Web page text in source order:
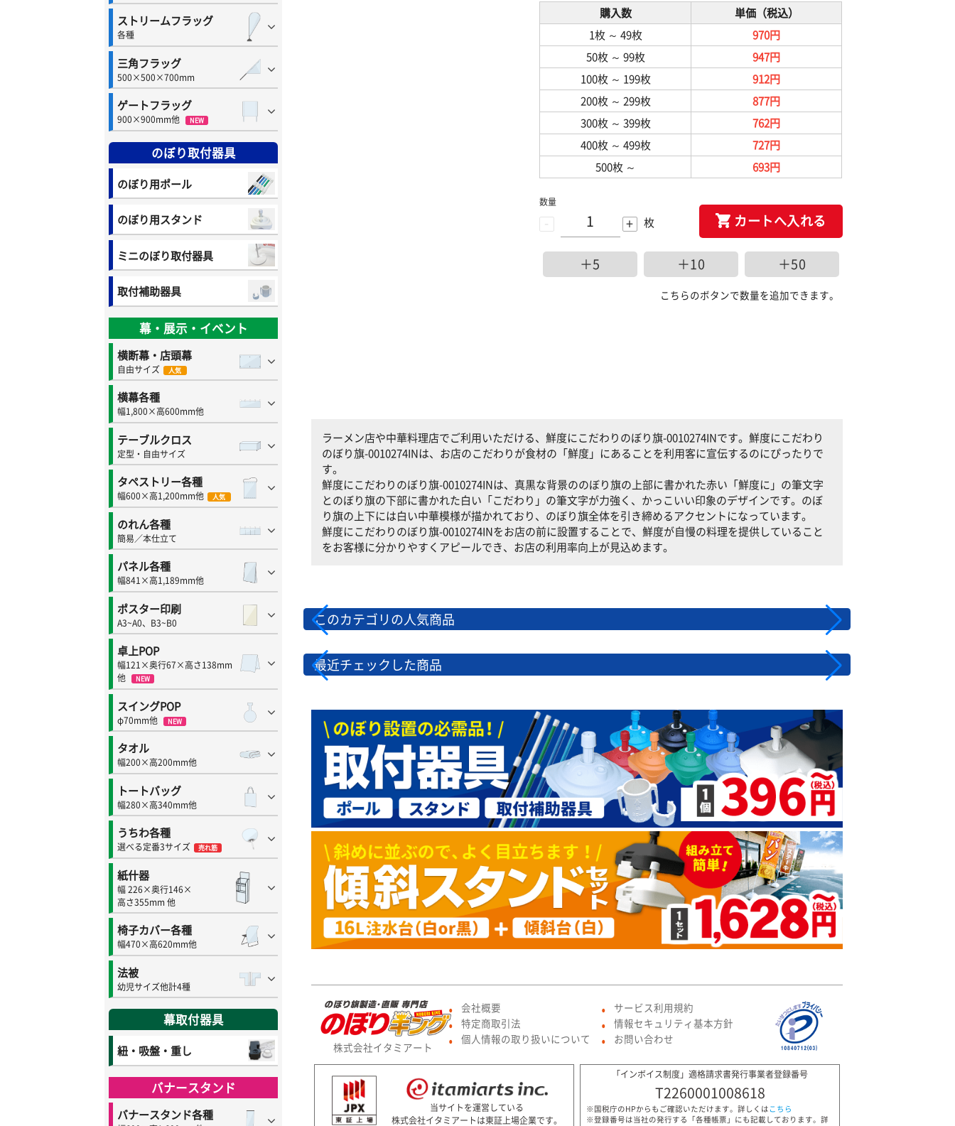
ストリームフラッグ
各種
三角フラッグ
500×500×700mm
ゲートフラッグ
900×900mm他 NEW
のぼり取付器具
のぼり用ポール
のぼり用スタンド
ミニのぼり取付器具
取付補助器具
幕・展示・イベント
横断幕・店頭幕
自由サイズ 人気
横幕各種
幅1,800×高600mm他
テーブルクロス
定型・自由サイズ
タペストリー各種
幅600×高1,200mm他 人気
のれん各種
簡易／本仕立て
パネル各種
幅841×高1,189mm他
ポスター印刷
A3~A0、B3~B0
卓上POP
幅121×奥行67×高さ138mm
他
NEW
スイングPOP
φ70mm他 NEW
タオル
幅200×高200mm他
トートバッグ
幅280×高340mm他
うちわ各種
選べる定番3サイズ 売れ筋
紙什器
幅 226×奥行146×
高さ355mm 他
椅子カバー各種
幅470×高620mm他
法被
幼児サイズ他計4種
幕取付器具
紐・吸盤・重し
バナースタンド
バナースタンド各種
購入数
単価（税込）
1枚 ～ 49枚
970円
50枚 ～ 99枚
947円
100枚 ～ 199枚
912円
200枚 ～ 299枚
877円
300枚 ～ 399枚
762円
400枚 ～ 499枚
727円
500枚 ～ 693円
-
数量
+ 枚 カートへ入れる
＋5 ＋10 ＋50
こちらのボタンで数量を追加できます。
ラーメン店や中華料理店でご利用いただける、鮮度にこだわりのぼり旗-0010274INです。鮮度にこだわり
のぼり旗-0010274INは、お店のこだわりが食材の「鮮度」にあることを利用客に宣伝するのにぴったりで
す。
鮮度にこだわりのぼり旗-0010274INは、真黒な背景ののぼり旗の上部に書かれた赤い「鮮度に」の筆文字
とのぼり旗の下部に書かれた白い「こだわり」の筆文字が力強く、かっこいい印象のデザインです。のぼ
り旗の上下には白い中華模様が描かれており、のぼり旗全体を引き締めるアクセントになっています。
鮮度にこだわりのぼり旗-0010274INをお店の前に設置することで、鮮度が自慢の料理を提供していること
をお客様に分かりやすくアピールでき、お店の利用率向上が見込めます。
このカテゴリの人気商品
最近チェックした商品
株式会社イタミアート
● 会社概要
● 特定商取引法
● 個人情報の取り扱いについて
● サービス利用規約
● 情報セキュリティ基本方針
● お問い合わせ
当サイトを運営している
株式会社イタミアートは東証上場企業です。
「インボイス制度」適格請求書発行事業者登録番号
T2260001008618
※国税庁のHPからもご確認いただけます。詳しくは こちら
※登録番号は当社の発行する「各種帳票」にも記載しております。詳